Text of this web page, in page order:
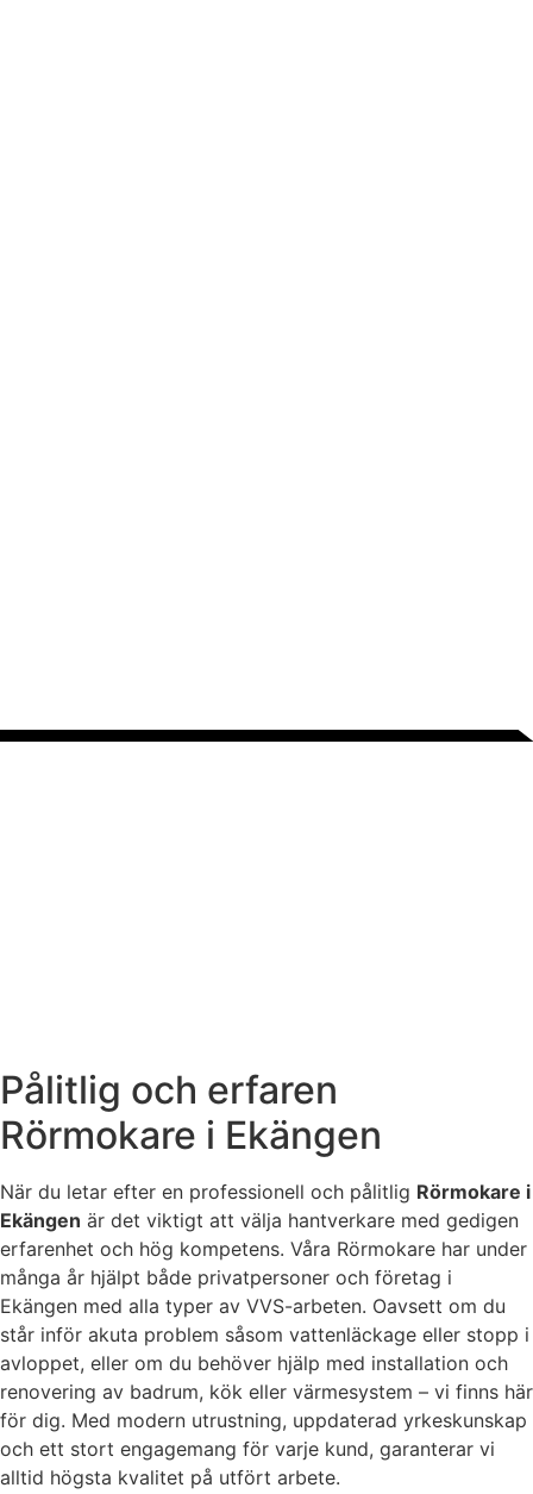
Pålitlig och erfaren
Rörmokare i Ekängen
När du letar efter en professionell och pålitlig Rörmokare i
Ekängen är det viktigt att välja hantverkare med gedigen
erfarenhet och hög kompetens. Våra Rörmokare har under
många år hjälpt både privatpersoner och företag i
Ekängen med alla typer av VVS-arbeten. Oavsett om du
står inför akuta problem såsom vattenläckage eller stopp i
avloppet, eller om du behöver hjälp med installation och
renovering av badrum, kök eller värmesystem – vi finns här
för dig. Med modern utrustning, uppdaterad yrkeskunskap
och ett stort engagemang för varje kund, garanterar vi
alltid högsta kvalitet på utfört arbete.